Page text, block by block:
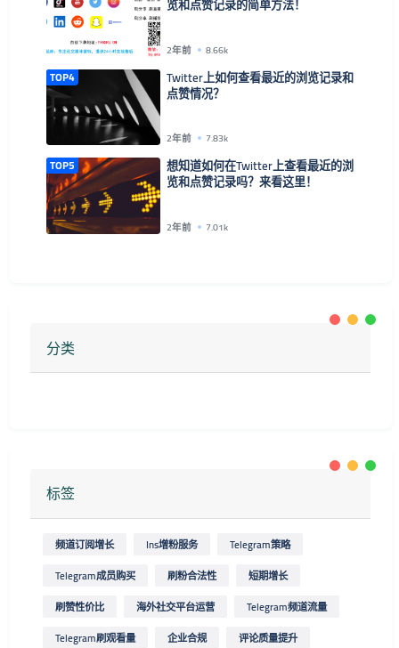
览和点赞记录的简单方法！
2年前 8.66k
TOP4 Twitter上如何查看最近的浏览记录和
点赞情况？
2年前 7.83k
TOP5 想知道如何在Twitter上查看最近的浏
览和点赞记录吗？来看这里！
2年前 7.01k
分类
标签
频道订阅增长 Ins增粉服务
Telegram策略
Telegram成员购买
刷粉合法性
短期增长
刷赞性价比
海外社交平台运营
Telegram频道流量
Telegram刷观看量
企业合规
评论质量提升